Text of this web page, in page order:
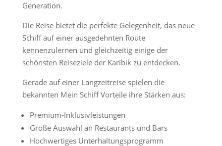
Generation.
Die Reise bietet die perfekte Gelegenheit, das neue
Schiff auf einer ausgedehnten Route
kennenzulernen und gleichzeitig einige der
schönsten Reiseziele der Karibik zu entdecken.
Gerade auf einer Langzeitreise spielen die
bekannten Mein Schiff Vorteile ihre Stärken aus:
Premium-Inklusivleistungen
Große Auswahl an Restaurants und Bars
Hochwertiges Unterhaltungsprogramm